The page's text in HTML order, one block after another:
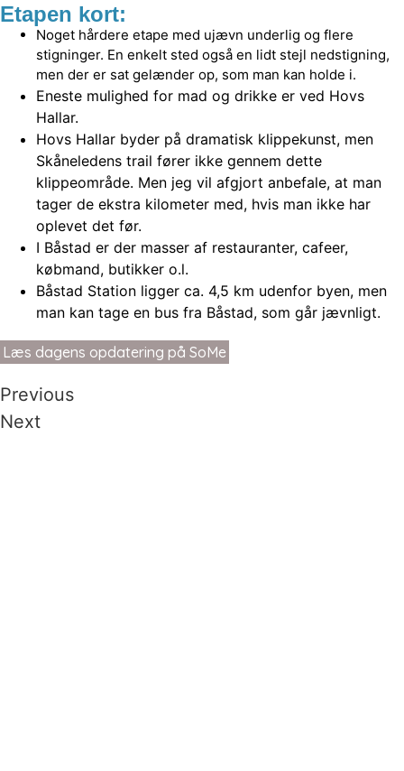
Etapen kort:
Noget hårdere etape med ujævn underlig og flere
stigninger. En enkelt sted også en lidt stejl nedstigning,
men der er sat gelænder op, som man kan holde i.
Eneste mulighed for mad og drikke er ved Hovs
Hallar.
Hovs Hallar byder på dramatisk klippekunst, men
Skåneledens trail fører ikke gennem dette
klippeområde. Men jeg vil afgjort anbefale, at man
tager de ekstra kilometer med, hvis man ikke har
oplevet det før.
I Båstad er der masser af restauranter, cafeer,
købmand, butikker o.l.
Båstad Station ligger ca. 4,5 km udenfor byen, men
man kan tage en bus fra Båstad, som går jævnligt.
Læs dagens opdatering på SoMe
Previous
Next